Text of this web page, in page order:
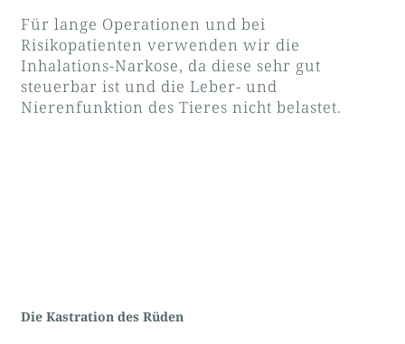
Für lange Operationen und bei
Risikopatienten verwenden wir die
Inhalations-Narkose, da diese sehr gut
steuerbar ist und die Leber- und
Nierenfunktion des Tieres nicht belastet.
Die Kastration des Rüden